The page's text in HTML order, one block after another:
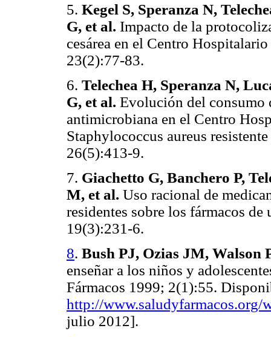
5. Kegel S, Speranza N,
G, et al. Impacto de la
cesárea en el Centro
23(2):77-83.
6. Telechea H, Speranza N,
G, et al. Evolución del consumo
antimicrobiana en el Centro
Staphylococcus aureus
26(5):413-9.
7. Giachetto G, Banchero P,
M, et al. Uso racional de
residentes sobre los fármacos
19(3):231-6.
8. Bush PJ, Ozias JM, Walson
enseñar a los niños y
Fármacos 1999; 2(1):55.
http://www.saludyfarmacos.org/
julio 2012].